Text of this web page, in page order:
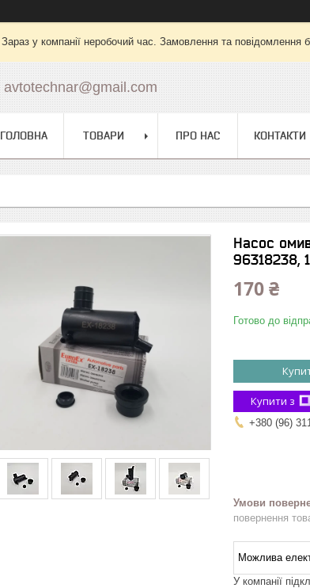
Зараз у компанії неробочий час. Замовлення та повідомлення
avtotechnar@gmail.com
ГОЛОВНА ТОВАРИ ПРО НАС КОНТАКТИ
Насос
96318238,
170 ₴
Готово до
Купити з
+380 (96)
повернення
У компанії